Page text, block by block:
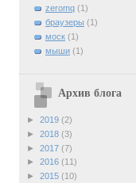
zeromq (1)
браузеры (1)
моск (1)
мыши (1)
Архив блога
► 2019 (2)
► 2018 (3)
► 2017 (7)
► 2016 (11)
► 2015 (10)